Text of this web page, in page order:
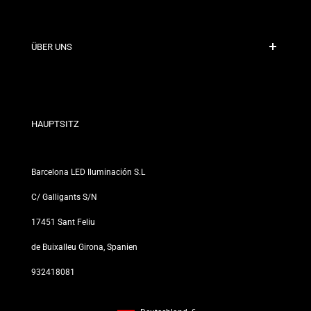
Kontakt
ÜBER UNS
Unsere Geschäfte
HAUPTSITZ
Barcelona LED Iluminación S.L
C/ Galligants S/N
17451 Sant Feliu
de Buixalleu Girona, Spanien
932418081